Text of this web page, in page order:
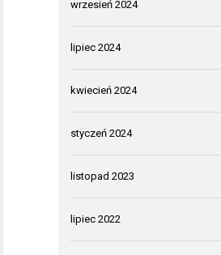
wrzesień 2024
lipiec 2024
kwiecień 2024
styczeń 2024
listopad 2023
lipiec 2022